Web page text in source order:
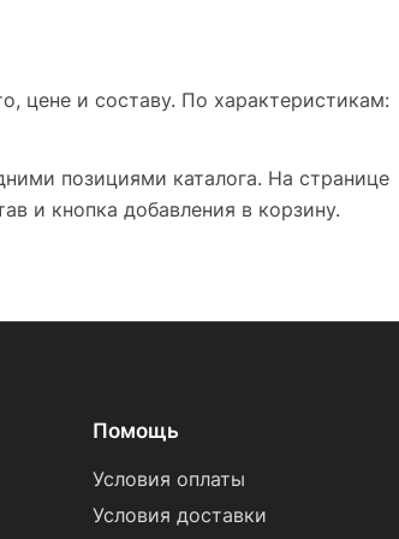
цене и составу. По характеристикам:
позициями каталога. На странице
и кнопка добавления в корзину.
Помощь
Условия оплаты
Условия доставки